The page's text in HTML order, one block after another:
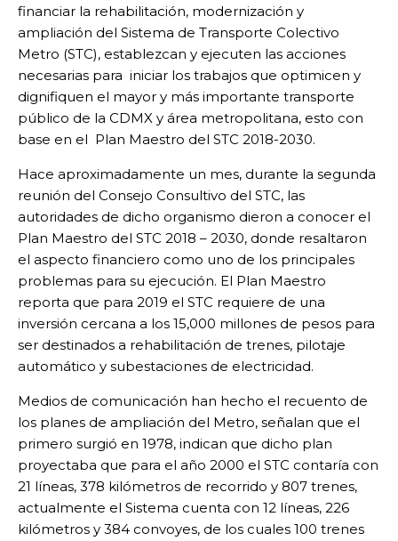
financiar la rehabilitación, modernización y
ampliación del Sistema de Transporte Colectivo
Metro (STC), establezcan y ejecuten las acciones
necesarias para iniciar los trabajos que optimicen y
dignifiquen el mayor y más importante transporte
público de la CDMX y área metropolitana, esto con
base en el Plan Maestro del STC 2018-2030.
Hace aproximadamente un mes, durante la segunda
reunión del Consejo Consultivo del STC, las
autoridades de dicho organismo dieron a conocer el
Plan Maestro del STC 2018 – 2030, donde resaltaron
el aspecto financiero como uno de los principales
problemas para su ejecución. El Plan Maestro
reporta que para 2019 el STC requiere de una
inversión cercana a los 15,000 millones de pesos para
ser destinados a rehabilitación de trenes, pilotaje
automático y subestaciones de electricidad.
Medios de comunicación han hecho el recuento de
los planes de ampliación del Metro, señalan que el
primero surgió en 1978, indican que dicho plan
proyectaba que para el año 2000 el STC contaría con
21 líneas, 378 kilómetros de recorrido y 807 trenes,
actualmente el Sistema cuenta con 12 líneas, 226
kilómetros y 384 convoyes, de los cuales 100 trenes